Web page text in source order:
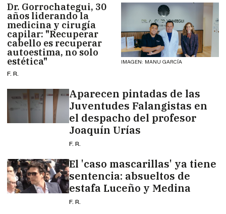
IMAGEN: MANU GARCÍA
Dr. Gorrochategui, 30
años liderando la
medicina y cirugía
capilar: "Recuperar
cabello es recuperar
autoestima, no solo
estética"
F. R.
Aparecen pintadas de las
Juventudes Falangistas en
el despacho del profesor
Joaquín Urías
F. R.
El 'caso mascarillas' ya tiene
sentencia: absueltos de
estafa Luceño y Medina
F. R.